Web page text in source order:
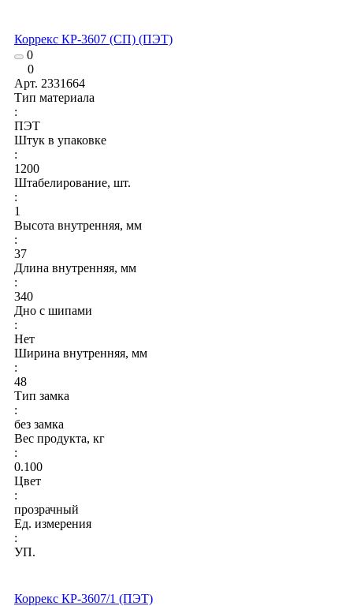
Коррекс КР-3607 (СП) (ПЭТ)
0
0
Арт. 2331664
Тип материала
:
ПЭТ
Штук в упаковке
:
1200
Штабелирование, шт.
:
1
Высота внутренняя, мм
:
37
Длина внутренняя, мм
:
340
Дно с шипами
:
Нет
Ширина внутренняя, мм
:
48
Тип замка
:
без замка
Вес продукта, кг
:
0.100
Цвет
:
прозрачный
Ед. измерения
:
УП.
Коррекс КР-3607/1 (ПЭТ)